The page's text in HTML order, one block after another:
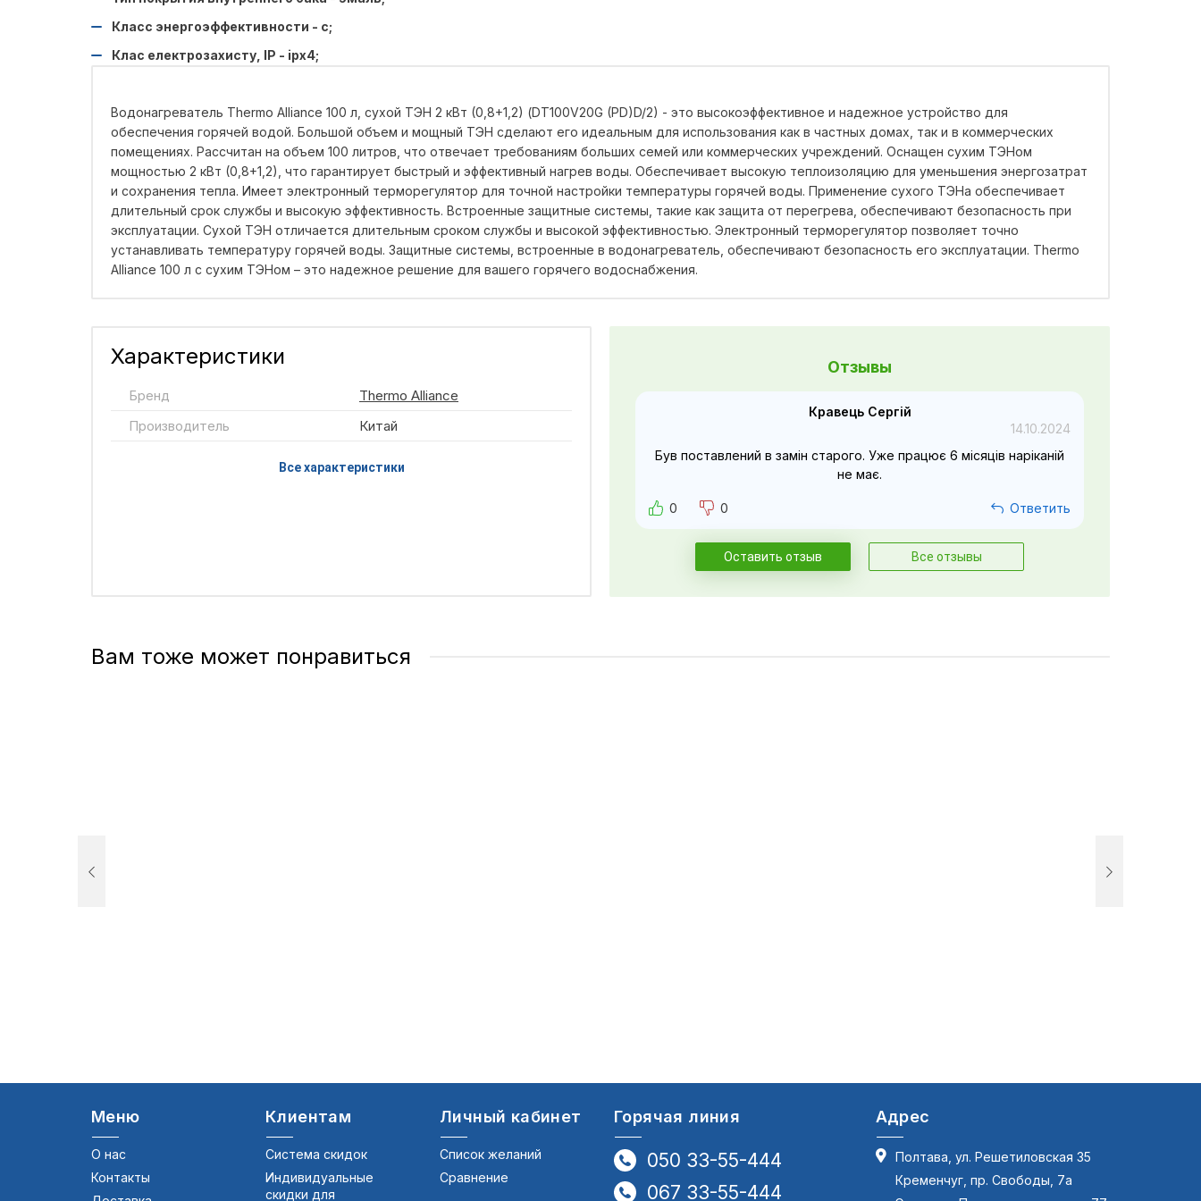
Класс энергоэффективности - c;
Клас електрозахисту, IP - ipx4;
Водонагреватель Thermo Alliance 100 л, сухой ТЭН 2 кВт (0,8+1,2) (DT100V20G (PD)D/2) - это высокоэффективное и надежное устройство для
обеспечения горячей водой. Большой объем и мощный ТЭН сделают его идеальным для использования как в частных домах, так и в коммерческих
помещениях. Рассчитан на объем 100 литров, что отвечает требованиям больших семей или коммерческих учреждений. Оснащен сухим ТЭНом
мощностью 2 кВт (0,8+1,2), что гарантирует быстрый и эффективный нагрев воды. Обеспечивает высокую теплоизоляцию для уменьшения энергозатрат
и сохранения тепла. Имеет электронный терморегулятор для точной настройки температуры горячей воды. Применение сухого ТЭНа обеспечивает
длительный срок службы и высокую эффективность. Встроенные защитные системы, такие как защита от перегрева, обеспечивают безопасность при
эксплуатации. Сухой ТЭН отличается длительным сроком службы и высокой эффективностью. Электронный терморегулятор позволяет точно
устанавливать температуру горячей воды. Защитные системы, встроенные в водонагреватель, обеспечивают безопасность его эксплуатации. Thermo
Alliance 100 л с сухим ТЭНом – это надежное решение для вашего горячего водоснабжения.
Характеристики
Бренд
Thermo Alliance
Производитель
Китай
Все характеристики
Отзывы
Кравець Сергій
14.10.2024
Був поставлений в замін старого. Уже працює 6 місяців наріканій
не має.
0 0 Ответить
Оставить отзыв Все отзывы
Вам тоже может понравиться
Меню
О нас
Контакты
Клиентам
Система скидок
Индивидуальные
скидки для
Личный кабинет
Список желаний
Сравнение
Горячая линия
050 33-55-444
067 33-55-444
Адрес
Полтава, ул. Решетиловская 35
Кременчуг, пр. Свободы, 7а